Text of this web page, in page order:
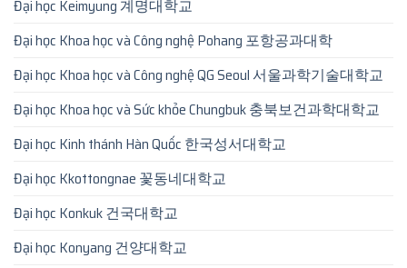
Đại học Keimyung 계명대학교
Đại học Khoa học và Công nghệ Pohang 포항공과대학
Đại học Khoa học và Công nghệ QG Seoul 서울과학기술대학교
Đại học Khoa học và Sức khỏe Chungbuk 충북보건과학대학교
Đại học Kinh thánh Hàn Quốc 한국성서대학교
Đại học Kkottongnae 꽃동네대학교
Đại học Konkuk 건국대학교
Đại học Konyang 건양대학교